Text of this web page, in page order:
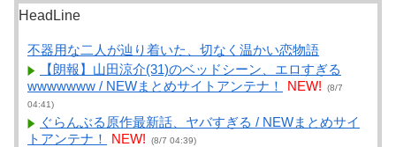
HeadLine
不器用な二人が辿り着いた、切なく温かい恋物語
【朗報】山田涼介(31)のベッドシーン、エロすぎる
wwwwwww / NEWまとめサイトアンテナ！
NEW!
(8/7
04:41)
ぐらんぶる原作最新話、ヤバすぎる / NEWまとめサイ
トアンテナ！
NEW! (8/7 04:39)